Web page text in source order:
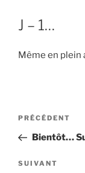
J – 1…
Même en plein
Navigation
l’article
Article
précédent
PRÉCÉDENT
Bientôt…
Article
SUIVANT